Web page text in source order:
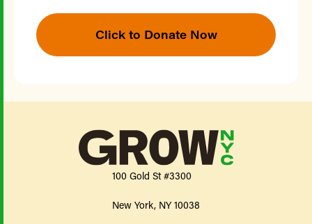
Click to Donate Now
100 Gold St #3300
New York, NY 10038